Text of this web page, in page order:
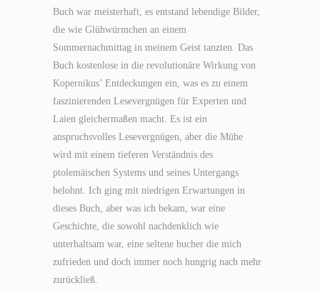
Buch war meisterhaft, es entstand lebendige Bilder,
die wie Glühwürmchen an einem
Sommernachmittag in meinem Geist tanzten. Das
Buch kostenlose in die revolutionäre Wirkung von
Kopernikus’ Entdeckungen ein, was es zu einem
faszinierenden Lesevergnügen für Experten und
Laien gleichermaßen macht. Es ist ein
anspruchsvolles Lesevergnügen, aber die Mühe
wird mit einem tieferen Verständnis des
ptolemäischen Systems und seines Untergangs
belohnt. Ich ging mit niedrigen Erwartungen in
dieses Buch, aber was ich bekam, war eine
Geschichte, die sowohl nachdenklich wie
unterhaltsam war, eine seltene bucher die mich
zufrieden und doch immer noch hungrig nach mehr
zurückließ.